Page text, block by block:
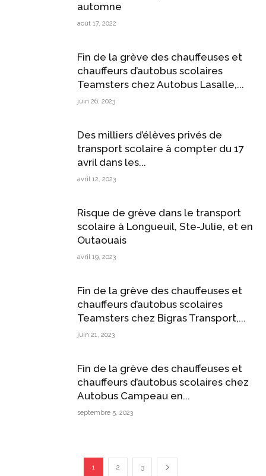
automne
août 17, 2022
Fin de la grève des chauffeuses et
chauffeurs d’autobus scolaires
Teamsters chez Autobus Lasalle,...
juin 26, 2023
Des milliers d’élèves privés de
transport scolaire à compter du 17
avril dans les...
avril 12, 2023
Risque de grève dans le transport
scolaire à Longueuil, Ste-Julie, et en
Outaouais
avril 19, 2023
Fin de la grève des chauffeuses et
chauffeurs d’autobus scolaires
Teamsters chez Bigras Transport,...
juin 21, 2023
Fin de la grève des chauffeuses et
chauffeurs d’autobus scolaires chez
Autobus Campeau en...
septembre 5, 2023
1 2 3